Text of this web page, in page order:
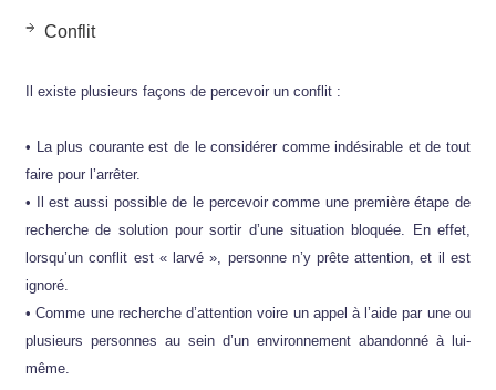
Conflit
Il existe plusieurs façons de percevoir un conflit :
• La plus courante est de le considérer comme indésirable et de tout
faire pour l’arrêter.
• Il est aussi possible de le percevoir comme une première étape de
recherche de solution pour sortir d’une situation bloquée. En effet,
lorsqu’un conflit est « larvé », personne n’y prête attention, et il est
ignoré.
• Comme une recherche d’attention voire un appel à l’aide par une ou
plusieurs personnes au sein d’un environnement abandonné à lui-
même.